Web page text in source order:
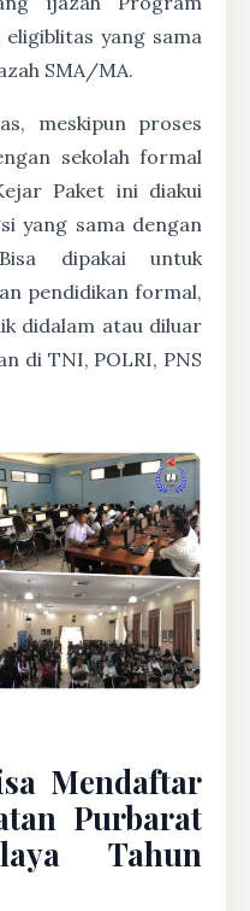
eligiblitas yang sama
SMA/MA.
meskipun proses
sekolah formal
Paket ini diakui
yang sama dengan
dipakai untuk
pendidikan formal,
didalam atau diluar
di TNI, POLRI, PNS
Mendaftar
Purbarat
Tahun